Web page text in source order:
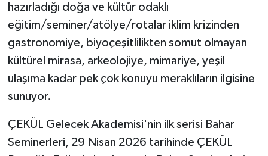
hazırladığı doğa ve kültür odaklı
eğitim/seminer/atölye/rotalar iklim krizinden
gastronomiye, biyoçeşitlilikten somut olmayan
kültürel mirasa, arkeolojiye, mimariye, yeşil
ulaşıma kadar pek çok konuyu meraklıların ilgisine
sunuyor.
ÇEKÜL Gelecek Akademisi'nin ilk serisi Bahar
Seminerleri, 29 Nisan 2026 tarihinde ÇEKÜL